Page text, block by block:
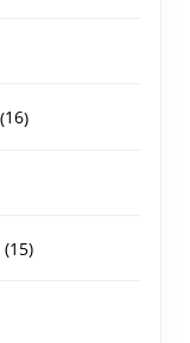
1616
1515